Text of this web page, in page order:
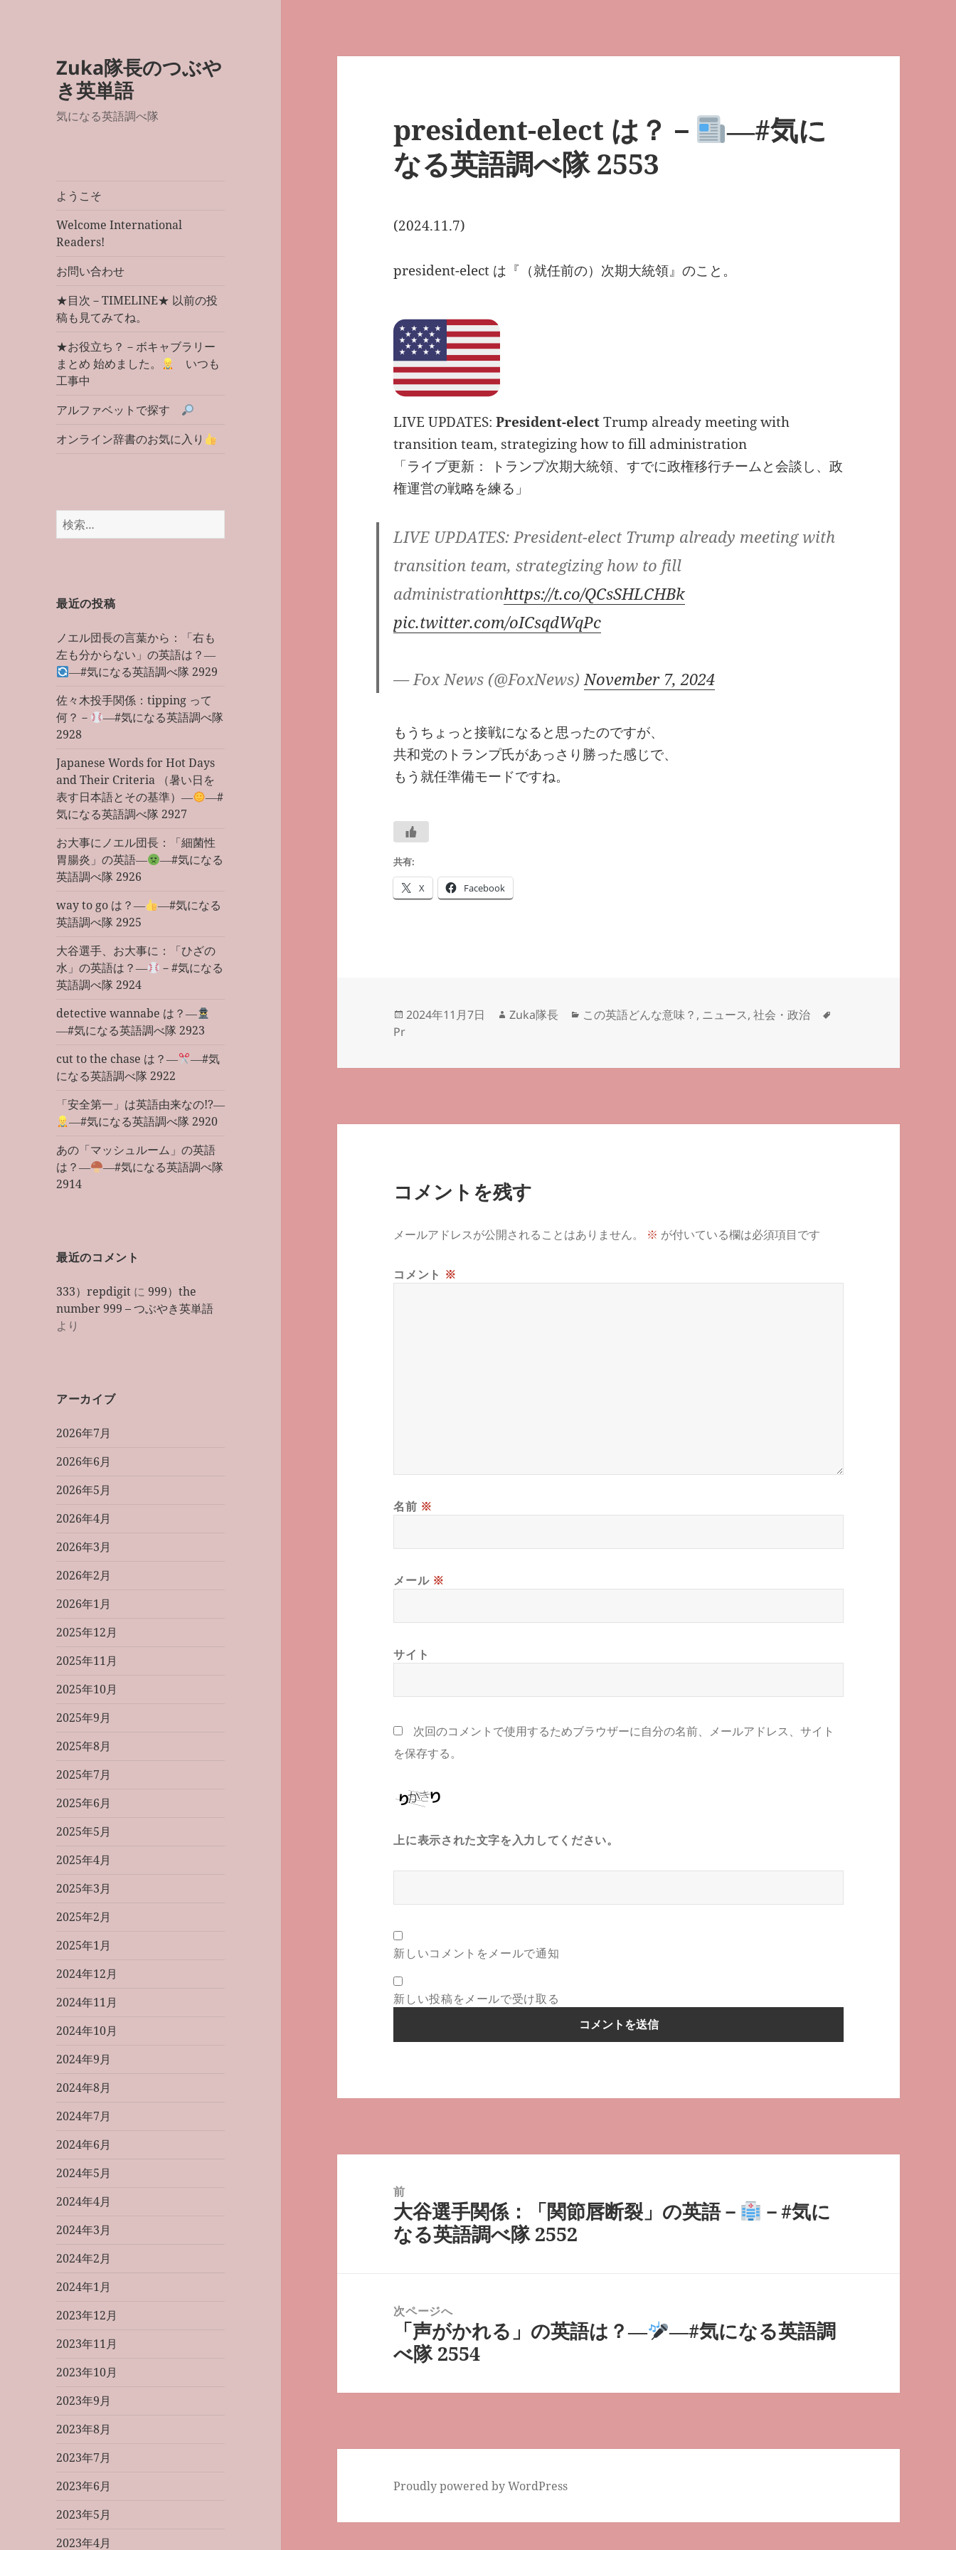
Zuka隊長のつぶや
き英単語
気になる英語調べ隊
ようこそ
Welcome International
Readers!
お問い合わせ
★目次－TIMELINE★ 以前の投
稿も見てみてね。
★お役立ち？－ボキャブラリー
まとめ 始めました。
いつも
工事中
アルファベットで探す
オンライン辞書のお気に入り
検
索:
最近の投稿
ノエル団長の言葉から：「右も
左も分からない」の英語は？―
―#気になる英語調べ隊 2929
佐々木投手関係：tipping って
何？－
―#気になる英語調べ隊
2928
Japanese Words for Hot Days
and Their Criteria （暑い日を
表す日本語とその基準）―
―#
気になる英語調べ隊 2927
お大事にノエル団長：「細菌性
胃腸炎」の英語―
―#気になる
英語調べ隊 2926
way to go は？―
―#気になる
英語調べ隊 2925
大谷選手、お大事に：「ひざの
水」の英語は？―
－#気になる
英語調べ隊 2924
detective wannabe は？―
―#気になる英語調べ隊 2923
cut to the chase は？―
―#気
になる英語調べ隊 2922
「安全第一」は英語由来なの!?―
―#気になる英語調べ隊 2920
あの「マッシュルーム」の英語
は？―
―#気になる英語調べ隊
2914
最近のコメント
333）repdigit に999）the
number 999 – つぶやき英単語
より
アーカイブ
2026年7月
2026年6月
2026年5月
2026年4月
2026年3月
2026年2月
2026年1月
2025年12月
2025年11月
2025年10月
2025年9月
2025年8月
2025年7月
2025年6月
2025年5月
2025年4月
2025年3月
2025年2月
2025年1月
2024年12月
2024年11月
2024年10月
2024年9月
2024年8月
2024年7月
2024年6月
2024年5月
2024年4月
2024年3月
2024年2月
2024年1月
2023年12月
2023年11月
2023年10月
2023年9月
2023年8月
2023年7月
2023年6月
2023年5月
2023年4月
president-elect は？－
―#気に
なる英語調べ隊 2553
(2024.11.7)
president-elect は『（就任前の）次期大統領』のこと。
LIVE UPDATES:President-electTrump already meeting with
transition team, strategizing how to fill administration
「ライブ更新： トランプ次期大統領、すでに政権移行チームと会談し、政
権運営の戦略を練る」
LIVE UPDATES: President-elect Trump already meeting with
transition team, strategizing how to fill
administrationhttps://t.co/QCsSHLCHBk
pic.twitter.com/oICsqdWqPc
— Fox News (@FoxNews)November 7, 2024
もうちょっと接戦になると思ったのですが、
共和党のトランプ氏があっさり勝った感じで、
もう就任準備モードですね。
共有:
X Facebook
投
2024年11月7日
作
Zuka隊長
カ
リ
この英語どんな意味？ , ニュース,社会・政治
Pr
コメントを残す
メールアドレスが公開されることはありません。 ※ が付いている欄は必須項目です
コメント ※
名前 ※
メール ※
サイト
次回のコメントで使用するためブラウザーに自分の名前、メールアドレス、サイト
を保存する。
上に表示された文字を入力してください。
新しいコメントをメールで通知
新しい投稿をメールで受け取る
前
前
の
大谷選手関係：「関節唇断裂」の英語－
－#気に
なる英語調べ隊 2552
次ページへ
次
の
稿:
「声がかれる」の英語は？―
―#気になる英語調
べ隊 2554
Proudly powered by WordPress